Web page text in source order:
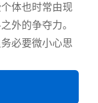
体也时常由现
外的争夺力。
必要微小心思